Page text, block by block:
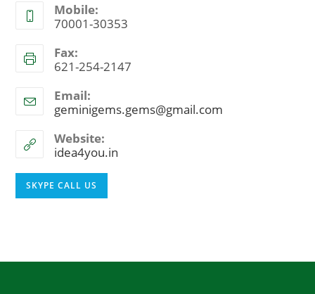
Mobile:
70001-30353
Fax:
621-254-2147
Email:
geminigems.gems@gmail.com
Website:
idea4you.in
SKYPE CALL US
in